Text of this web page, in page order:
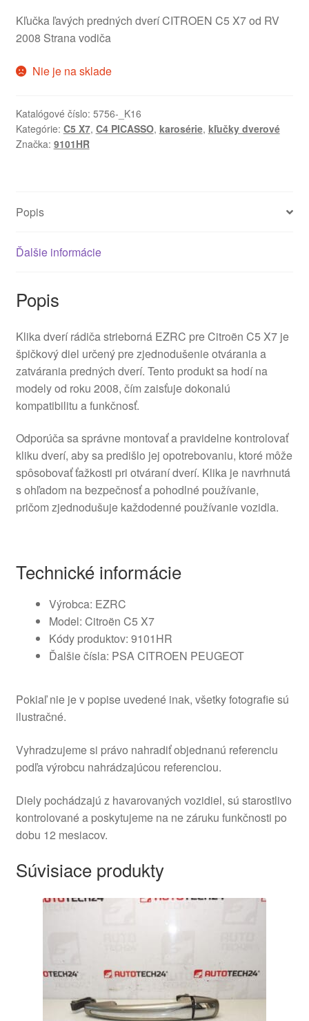
Kľučka ľavých predných dverí CITROEN C5 X7 od RV
2008 Strana vodiča
Nie je na sklade
Katalógové číslo: 5756-_K16
Kategórie: C5 X7, C4 PICASSO, karosérie, kľučky dverové
Značka: 9101HR
Popis
Ďalšie informácie
Popis
Klika dverí rádiča strieborná EZRC pre Citroën C5 X7 je
špičkový diel určený pre zjednodušenie otvárania a
zatvárania predných dverí. Tento produkt sa hodí na
modely od roku 2008, čím zaisťuje dokonalú
kompatibilitu a funkčnosť.
Odporúča sa správne montovať a pravidelne kontrolovať
kliku dverí, aby sa predišlo jej opotrebovaniu, ktoré môže
spôsobovať ťažkosti pri otváraní dverí. Klika je navrhnutá
s ohľadom na bezpečnosť a pohodlné používanie,
pričom zjednodušuje každodenné používanie vozidla.
Technické informácie
Výrobca: EZRC
Model: Citroën C5 X7
Kódy produktov: 9101HR
Ďalšie čísla: PSA CITROEN PEUGEOT
Pokiaľ nie je v popise uvedené inak, všetky fotografie sú
ilustračné.
Vyhradzujeme si právo nahradiť objednanú referenciu
podľa výrobcu nahrádzajúcou referenciou.
Diely pochádzajú z havarovaných vozidiel, sú starostlivo
kontrolované a poskytujeme na ne záruku funkčnosti po
dobu 12 mesiacov.
Súvisiace produkty